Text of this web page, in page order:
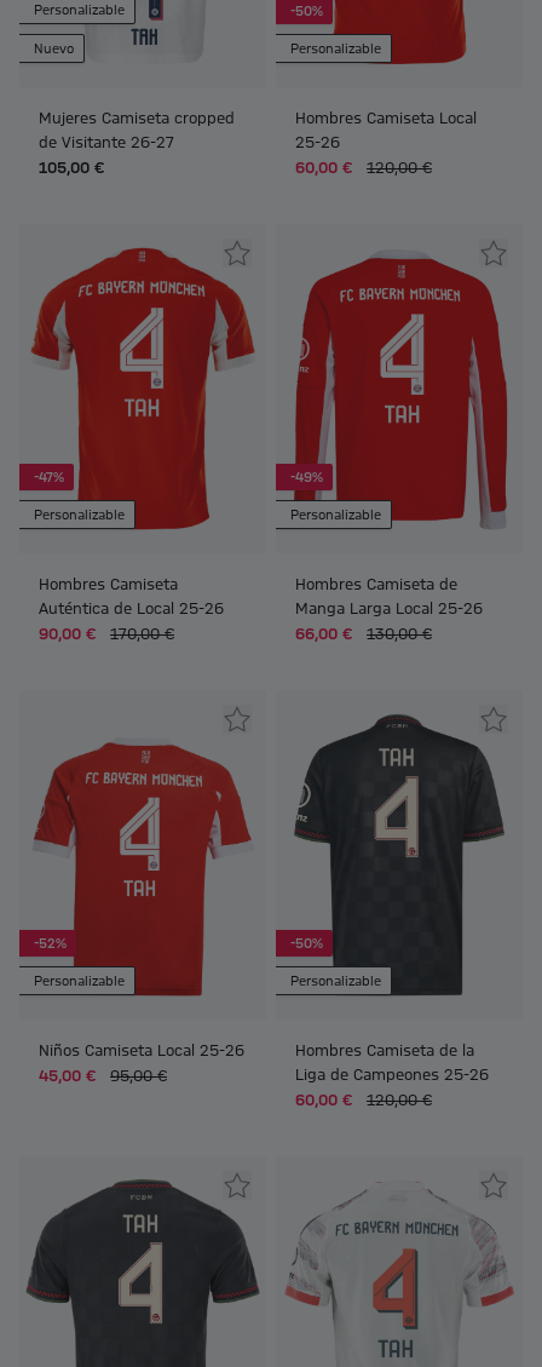
Personalizable
Nuevo
Mujeres Camiseta cropped
de Visitante 26-27
105,00 €
-50%
Personalizable
Hombres Camiseta Local
25-26
60,00 €
120,00 €
-47%
Personalizable
Hombres Camiseta
Auténtica de Local 25-26
90,00 €
170,00 €
-49%
Personalizable
Hombres Camiseta de
Manga Larga Local 25-26
66,00 €
130,00 €
-52%
Personalizable
Niños Camiseta Local 25-26
45,00 €
95,00 €
-50%
Personalizable
Hombres Camiseta de la
Liga de Campeones 25-26
60,00 €
120,00 €